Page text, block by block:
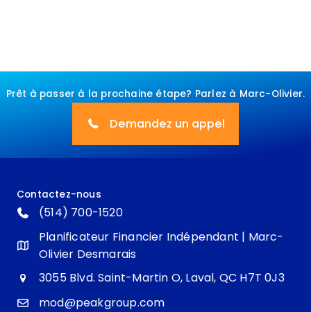
Prêt à passer à la prochaine étape? Parlez à Marc-Olivier.
Demandez un appel
Contactez-nous
(514) 700-1520
Planificateur Financier Indépendant | Marc-
Olivier Desmarais
3055 Blvd. Saint-Martin O, Laval, QC H7T 0J3
mod@peakgroup.com